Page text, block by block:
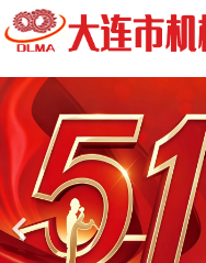
首页
协会概况
通知公告
实时资讯